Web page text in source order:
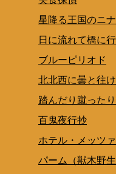
星降る王国のニナ
日に流れて橋に行
ブルーピリオド
北北西に曇と往け
踏んだり蹴った
百鬼夜行抄
ホテル・メッツ
パーム（獣木野生